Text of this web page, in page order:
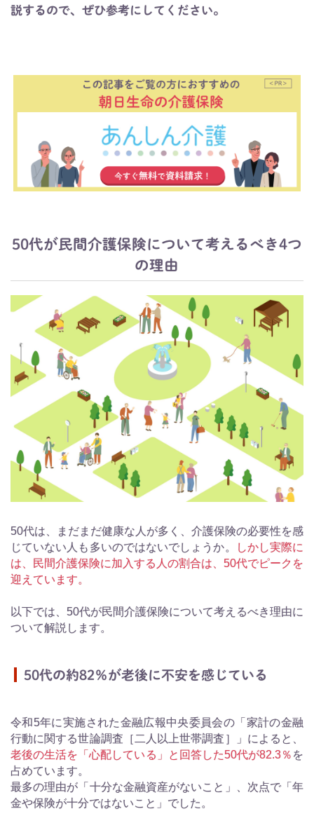
説するので、ぜひ参考にしてください。
50代が民間介護保険について考えるべき4つ
の理由
50代は、まだまだ健康な人が多く、介護保険の必要性を感
じていない人も多いのではないでしょうか。
しかし実際に
は、民間介護保険に加入する人の割合は、50代でピークを
迎えています。
以下では、50代が民間介護保険について考えるべき理由に
ついて解説します。
50代の約82％が老後に不安を感じている
令和5年に実施された金融広報中央委員会の「家計の金融
行動に関する世論調査［二人以上世帯調査］」によると、
老後の生活を「心配している」と回答した50代が82.3％ を
占めています。
最多の理由が「十分な金融資産がないこと」、次点で「年
金や保険が十分ではないこと」でした。